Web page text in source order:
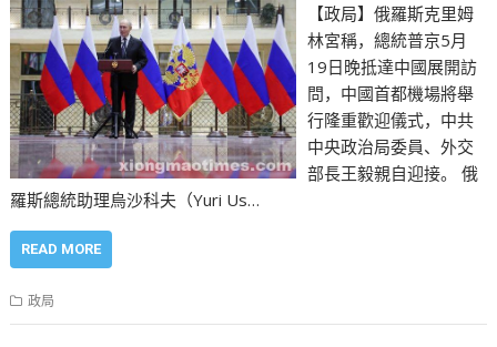
【政局】俄羅斯克里姆
林宮稱，總統普京5月
19日晚抵達中國展開訪
問，中國首都機場將舉
行隆重歡迎儀式，中共
中央政治局委員、外交
部長王毅親自迎接。 俄
羅斯總統助理烏沙科夫（Yuri Us…
READ MORE
政局